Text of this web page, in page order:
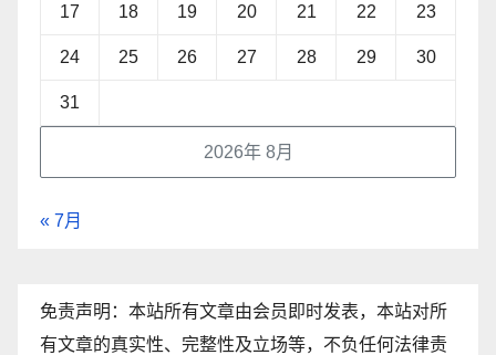
2026年 8月
17 18 19 20 21 22 23
24 25 26 27 28 29 30
31
« 7月
免责声明：本站所有文章由会员即时发表，本站对所
有文章的真实性、完整性及立场等，不负任何法律责